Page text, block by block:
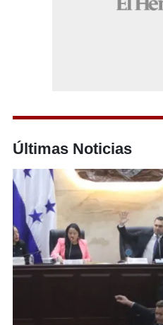
Últimas Noticias